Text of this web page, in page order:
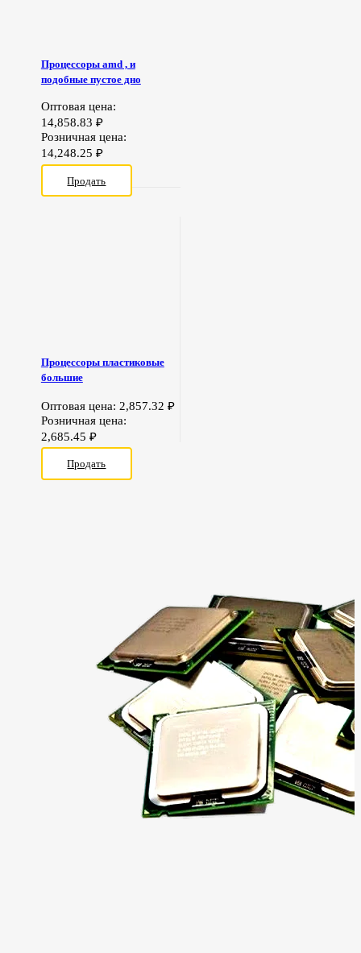
Процессоры amd , и
подобные пустое дно
Оптовая цена:
14,858.83 ₽
Розничная цена:
14,248.25 ₽
Продать
Процессоры пластиковые
большие
Оптовая цена: 2,857.32 ₽
Розничная цена:
2,685.45 ₽
Продать